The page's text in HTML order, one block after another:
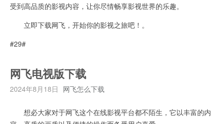
受到高品质的影视内容，让你尽情畅享影视世界的乐趣。
立即下载网飞，开始你的影视之旅吧！。
#29#
网飞电视版下载
2024年8月18日 网飞怎么下载
想必大家对于网飞这个在线影视平台都不陌生，它以丰富的内